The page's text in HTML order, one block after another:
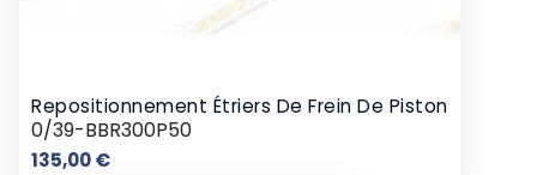
Repositionnement Étriers De Frein De Piston
0/39-BBR300P50
135,00 €Prix